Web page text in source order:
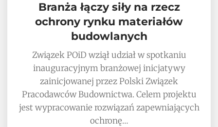
Branża łączy siły na rzecz
ochrony rynku materiałów
budowlanych
Związek POiD wziął udział w spotkaniu
inauguracyjnym branżowej inicjatywy
zainicjowanej przez Polski Związek
Pracodawców Budownictwa. Celem projektu
jest wypracowanie rozwiązań zapewniających
ochronę…